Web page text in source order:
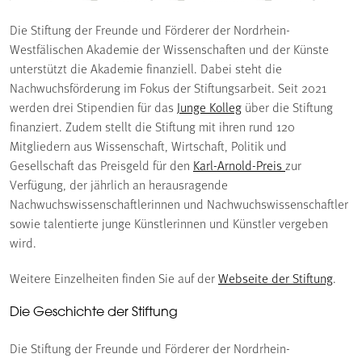
Die Stiftung der Freunde und Förderer der Nordrhein-
Westfälischen Akademie der Wissenschaften und der Künste
unterstützt die Akademie finanziell. Dabei steht die
Nachwuchsförderung im Fokus der Stiftungsarbeit. Seit 2021
werden drei Stipendien für das Junge Kolleg über die Stiftung
finanziert. Zudem stellt die Stiftung mit ihren rund 120
Mitgliedern aus Wissenschaft, Wirtschaft, Politik und
Gesellschaft das Preisgeld für den Karl-Arnold-Preis zur
Verfügung, der jährlich an herausragende
Nachwuchswissenschaftlerinnen und Nachwuchswissenschaftler
sowie talentierte junge Künstlerinnen und Künstler vergeben
wird.
Weitere Einzelheiten finden Sie auf derWebseite der Stiftung.
Die Geschichte der Stiftung
Die Stiftung der Freunde und Förderer der Nordrhein-